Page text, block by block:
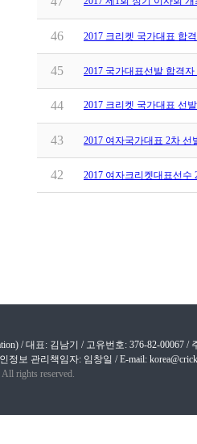
46 2017 크리켓 국가대표 합
45 2017 국가대표선발 합격
44 2017 크리켓 국가대표 선
43 2017 여자국가대표 2차
42 2017 여자크리켓대표선
/ 대표: 김남기 / 고유번호: 376-82-00067
정보 관리책임자: 임창일 / E-mail:
rights reserved.